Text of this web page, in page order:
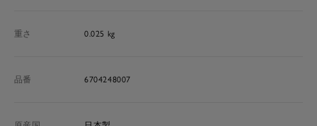
重さ 0.025 kg
品番 6704248007